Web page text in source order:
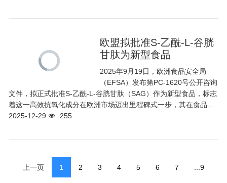
欧盟拟批准S-乙酰-L-谷胱
甘肽为新型食品
2025年9月19日，欧洲食品安全局
（EFSA）发布第PC-1620号公开咨询
文件，拟正式批准S-乙酰-L-谷胱甘肽（SAG）作为新型食品，标志
着这一高效抗氧化成分在欧洲市场迈出里程碑式一步，其在食品...
2025-12-29
255
上一页 1 2 3 4 5 6 7 ...9